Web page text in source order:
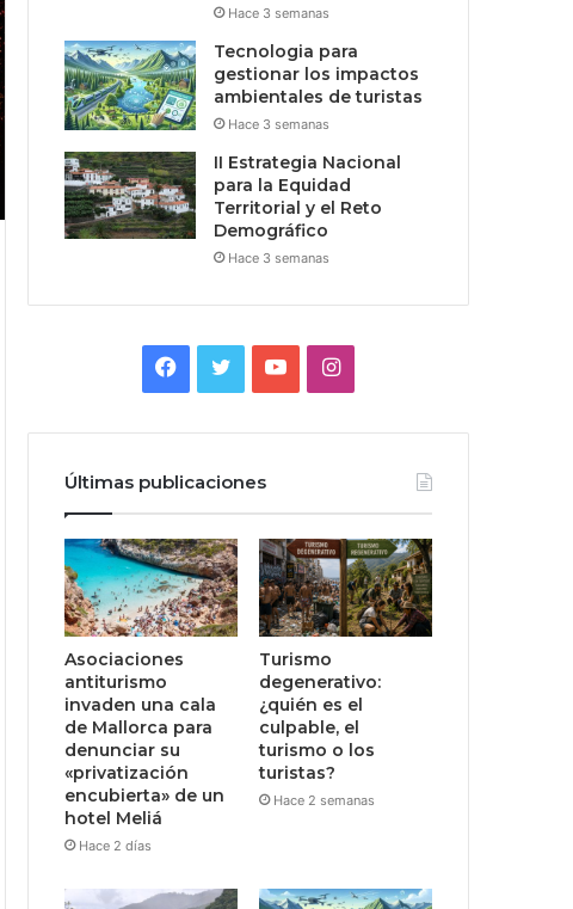
Hace 3 semanas
Tecnologia para
gestionar los impactos
ambientales de turistas
Hace 3 semanas
II Estrategia Nacional
para la Equidad
Territorial y el Reto
Demográfico
Hace 3 semanas
Facebook
TwitterYouTubeInstagram
Últimas publicaciones
Asociaciones
antiturismo
invaden una cala
de Mallorca para
denunciar su
«privatización
encubierta» de un
hotel Meliá
Hace 2 días
Turismo
degenerativo:
¿quién es el
culpable, el
turismo o los
turistas?
Hace 2 semanas